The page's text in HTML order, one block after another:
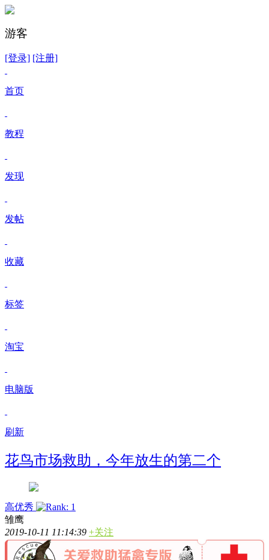
游客
[登录] [注册]
首页
教程
发现
发帖
收藏
标签
淘宝
电脑版
刷新
花鸟市场救助，今年放生的第二个
高优秀
雏鹰
2019-10-11 11:14:39 +关注